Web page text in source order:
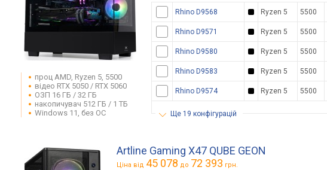
проц AMD, Ryzen 5, 5500
відео RTX 5050 / RTX 5060
ОЗП 16 ГБ / 32 ГБ
накопичувач 512 ГБ / 1 ТБ
Windows 11, без ОС
Rhino D9568 Ryzen 5 5500
Rhino D9571 Ryzen 5 5500
Rhino D9580 Ryzen 5 5500
Rhino D9583 Ryzen 5 5500
Rhino D9574 Ryzen 5 5500
ще 19 конфігурацій
Artline Gaming X47 QUBE GEON
Ціна від 45 078 до 72 393 грн.